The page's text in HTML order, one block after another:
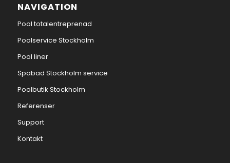
NAVIGATION
Pool totalentreprenad
Poolservice Stockholm
Pool liner
Spabad Stockholm service
Poolbutik Stockholm
Referenser
Support
Kontakt